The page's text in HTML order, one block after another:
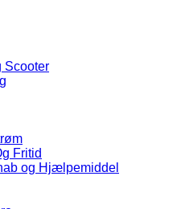
Scooter
Fritid
og Hjælpemiddel